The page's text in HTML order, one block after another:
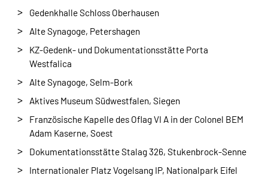
Gedenkhalle Schloss Oberhausen
Alte Synagoge, Petershagen
KZ-Gedenk- und Dokumentationsstätte Porta
Westfalica
Alte Synagoge, Selm-Bork
Aktives Museum Südwestfalen, Siegen
Französische Kapelle des Oflag VI A in der Colonel BEM
Adam Kaserne, Soest
Dokumentationsstätte Stalag 326, Stukenbrock-Senne
Internationaler Platz Vogelsang IP, Nationalpark Eifel